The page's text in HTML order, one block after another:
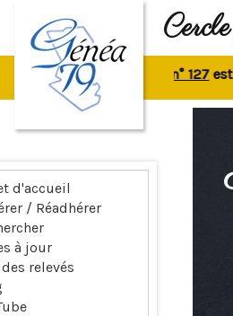
La revue n° 127est en
d'accueil
/ Réadhérer
à jour
relevés